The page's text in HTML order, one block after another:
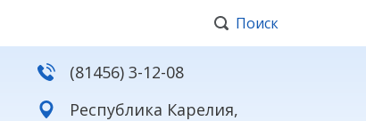
Поиск
(81456) 3-12-08
Республика Карелия,